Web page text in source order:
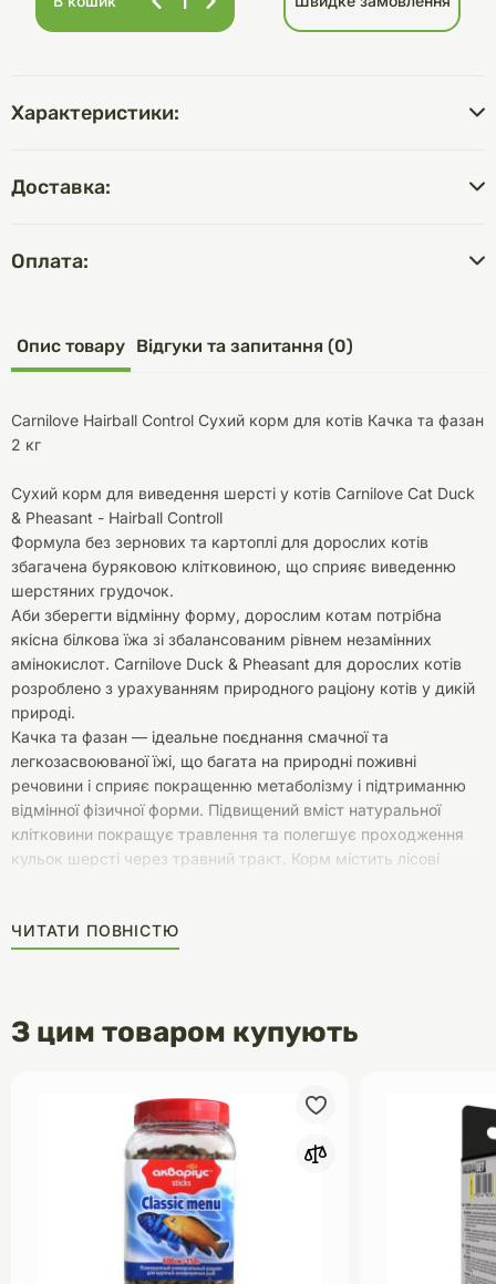
Характеристики:
Доставка:
Оплата:
Опис товару Відгуки та запитання (0)
Carnilove Hairball Control Сухий корм для котів Качка та фазан
2 кг
Сухий корм для виведення шерсті у котів Carnilove Cat Duck
& Pheasant - Hairball Controll
Формула без зернових та картоплі для дорослих котів
збагачена буряковою клітковиною, що сприяє виведенню
шерстяних грудочок.
Аби зберегти відмінну форму, дорослим котам потрібна
якісна білкова їжа зі збалансованим рівнем незамінних
амінокислот. Carnilove Duck & Pheasant для дорослих котів
розроблено з урахуванням природного раціону котів у дикій
природі.
Качка та фазан — ідеальне поєднання смачної та
легкозасвоюваної їжі, що багата на природні поживні
речовини і сприяє покращенню метаболізму і підтриманню
відмінної фізичної форми. Підвищений вміст натуральної
клітковини покращує травлення та полегшує проходження
кульок шерсті через травний тракт. Корм містить лісові
та антиоксидантами
ЧИТАТИ ПОВНІСТЮ
З цим товаром купують